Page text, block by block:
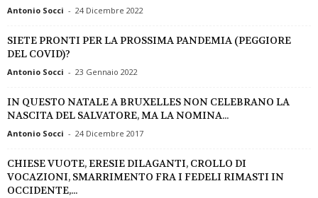
Antonio Socci - 24 Dicembre 2022
SIETE PRONTI PER LA PROSSIMA PANDEMIA (PEGGIORE
DEL COVID)?
Antonio Socci - 23 Gennaio 2022
IN QUESTO NATALE A BRUXELLES NON CELEBRANO LA
NASCITA DEL SALVATORE, MA LA NOMINA...
Antonio Socci - 24 Dicembre 2017
CHIESE VUOTE, ERESIE DILAGANTI, CROLLO DI
VOCAZIONI, SMARRIMENTO FRA I FEDELI RIMASTI IN
OCCIDENTE,...